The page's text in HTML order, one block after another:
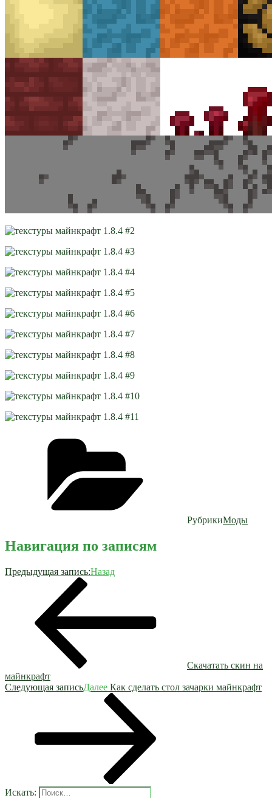
РубрикиМоды
Навигация по записям
Предыдущая запись:Назад
Скачатать скин на
майнкрафт
Следующая записьДалее Как сделать стол зачарки майнкрафт
Искать: